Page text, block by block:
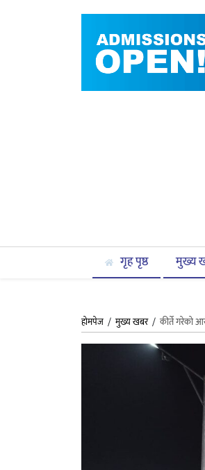
गृह पृष्ठ मुख्य
होमपेज /मुख्य खबर/ कीर्ते गरेको